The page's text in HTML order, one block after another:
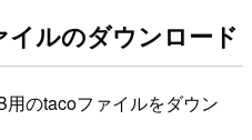
ルのダウンロード
のtacoファイルをダウン